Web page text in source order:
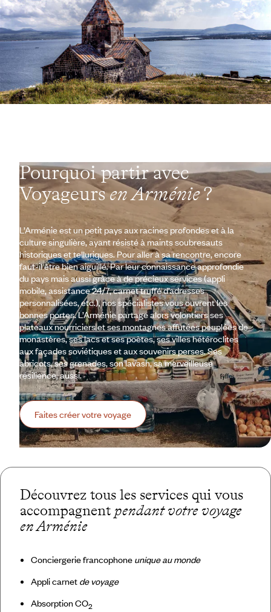
Pourquoi partir avec
Voyageursen Arménie?
L’Arménie est un petit pays aux racines profondes et à la
culture singulière, ayant résisté à maints soubresauts
historiques et telluriques. Pour aller à sa rencontre, encore
faut-il être bien aiguillé. Par leur connaissance approfondie
du pays mais aussi grâce à de précieux services (appli
mobile, assistance 24/7, carnet truffé d’adresses
personnalisées, etc.), nos spécialistes vous ouvrent les
bonnes portes. L’Arménie partage alors volontiers ses
plateaux nourriciers et ses montagnes affutées peuplées de
monastères, ses lacs et ses poètes, ses villes hétéroclites
aux façades soviétiques et aux souvenirs perses. Ses
abricots, ses grenades, son lavash, sa merveilleuse
résilience, aussi.
Faites créer votre voyage
Découvrez tous les services qui vous
accompagnent pendant votre voyage
en Arménie
Conciergerie francophone unique au monde
Appli carnet de voyage
Absorption CO2